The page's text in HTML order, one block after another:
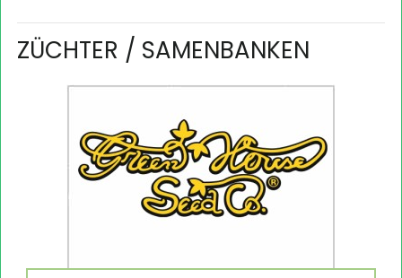
ZÜCHTER / SAMENBANKEN